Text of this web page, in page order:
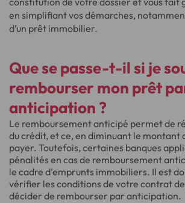
en simplifiant vos démarches,
d’un prêt immobilier.
Que se passe-t-il si je
rembourser mon prêt
anticipation ?
Le remboursement anticipé permet de
du crédit, et ce, en diminuant le montant
payer. Toutefois, certaines banques
pénalités en cas de remboursement
le cadre d’emprunts immobiliers. Il est
vérifier les conditions de votre contrat
décider de rembourser par anticipation.